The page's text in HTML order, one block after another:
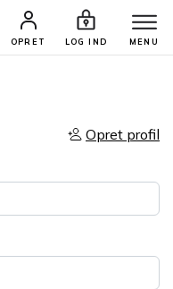
OPRET LOG IND MENU
Opret profil